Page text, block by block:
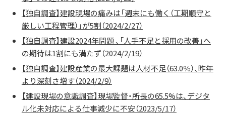
【独自調査】建設現場の痛みは「週末にも働く（工期順守と
厳しい工程管理）」が5割（2024/2/27）
【独自調査】建設2024年問題 、「人手不足と採用の改善」へ
の期待は1割にも満たず（2024/2/19）
【独自調査】建設産業の最大課題は人材不足（63.0％）、昨年
より深刻さ増す（2024/2/9）
【建設現場の意識調査】現場監督・所長の65.5%は、デジタ
ル化未対応による仕事減少に不安（2023/5/17）